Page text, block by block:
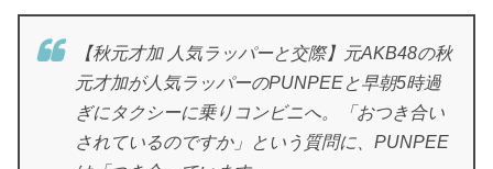
【秋元才加 人気ラッパーと交際】元AKB48の秋
元才加が人気ラッパーのPUNPEEと早朝5時過
ぎにタクシーに乗りコンビニへ。「おつき合い
されているのですか」という質問に、PUNPEE